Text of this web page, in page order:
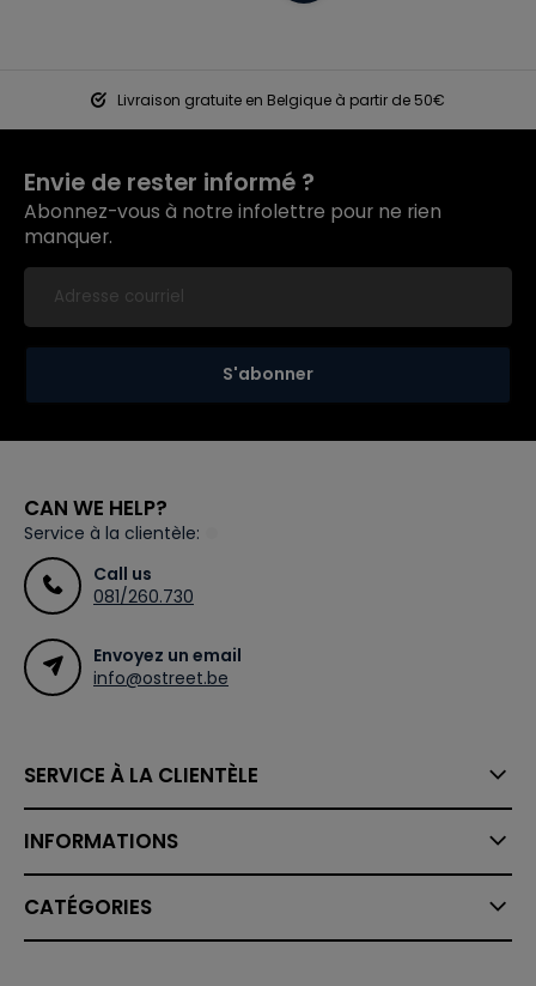
Livraison gratuite en Belgique à partir de 50€
Envie de rester informé ?
Abonnez-vous à notre infolettre pour ne rien
manquer.
S'abonner
CAN WE HELP?
Service à la clientèle:
Call us
081/260.730
Envoyez un email
info@ostreet.be
SERVICE À LA CLIENTÈLE
INFORMATIONS
CATÉGORIES